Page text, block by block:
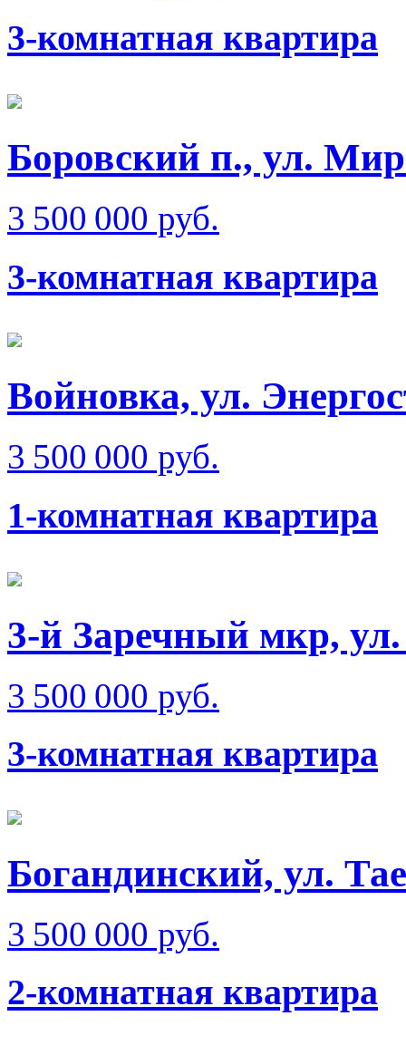
3-комнатная квартира
Боровский п., ул.
3 500 000 руб.
3-комнатная квартира
Войновка, ул.
3 500 000 руб.
1-комнатная квартира
3-й Заречный мкр,
3 500 000 руб.
3-комнатная квартира
Богандинский, ул.
3 500 000 руб.
2-комнатная квартира